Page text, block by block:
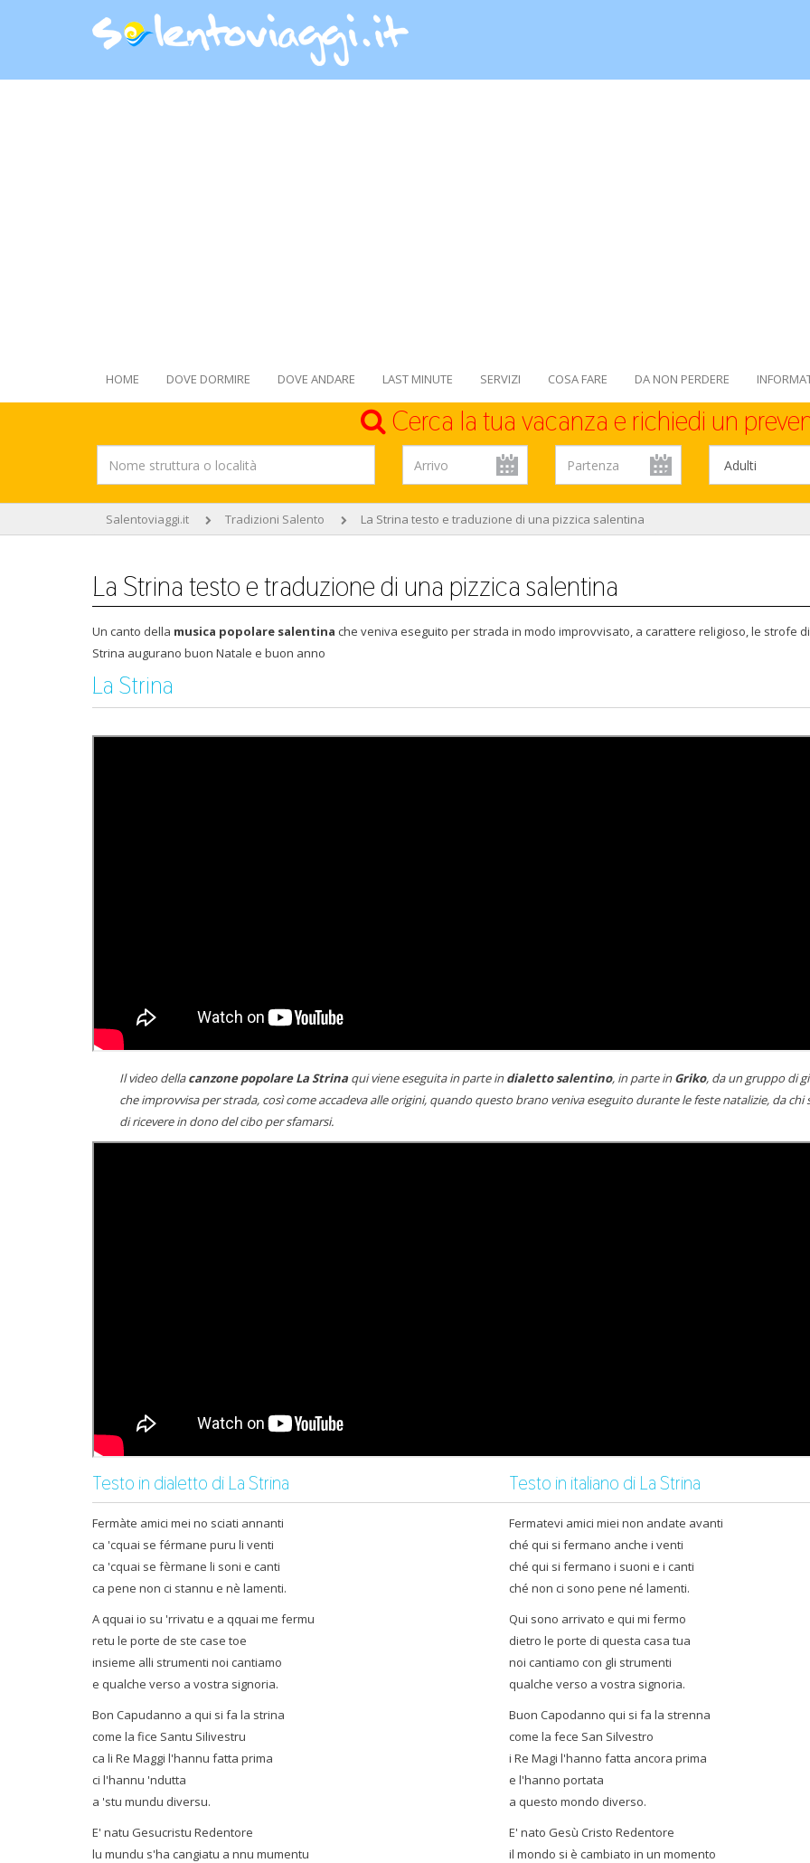
HOME DOVE DORMIRE DOVE ANDARE LAST MINUTE SERVIZI COSA FARE DA NON PERDERE
Cerca la tua vacanza e richiedi un
Salentoviaggi.it Tradizioni Salento La Strina testo e traduzione di una pizzica salentina
La Strina testo e traduzione di una pizzica salentina
Un canto della musica popolare salentina che veniva eseguito per strada in modo improvvisato, a carattere religioso, le strofe
Strina augurano buon Natale e buon anno
La Strina
Il video dellacanzone popolare La Strina qui viene eseguita in parte indialetto salentino, in parte inGriko, da un gruppo di
che improvvisa per strada, così come accadeva alle origini, quando questo brano veniva eseguito durante le feste natalizie, da chi
di ricevere in dono del cibo per sfamarsi.
Testo in dialetto di La Strina Testo in italiano di La Strina
Fermàte amici mei no sciati annanti
ca 'cquai se férmane puru li venti
ca 'cquai se fèrmane li soni e canti
ca pene non ci stannu e nè lamenti.
A qquai io su 'rrivatu e a qquai me fermu
retu le porte de ste case toe
insieme alli strumenti noi cantiamo
e qualche verso a vostra signoria.
Bon Capudanno a qui si fa la strina
come la fice Santu Silivestru
ca li Re Maggi l'hannu fatta prima
ci l'hannu 'ndutta
a 'stu mundu diversu.
E' natu Gesucristu Redentore
lu mundu s'ha cangiatu a nnu mumentu
Fermatevi amici miei non andate avanti
ché qui si fermano anche i venti
ché qui si fermano i suoni e i canti
ché non ci sono pene né lamenti.
Qui sono arrivato e qui mi fermo
dietro le porte di questa casa tua
noi cantiamo con gli strumenti
qualche verso a vostra signoria.
Buon Capodanno qui si fa la strenna
come la fece San Silvestro
i Re Magi l'hanno fatta ancora prima
e l'hanno portata
a questo mondo diverso.
E' nato Gesù Cristo Redentore
il mondo si è cambiato in un momento